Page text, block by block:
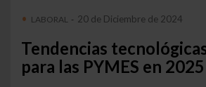
LABORAL - 20 de Diciembre de 2024
Tendencias
para las PYMES en 2025